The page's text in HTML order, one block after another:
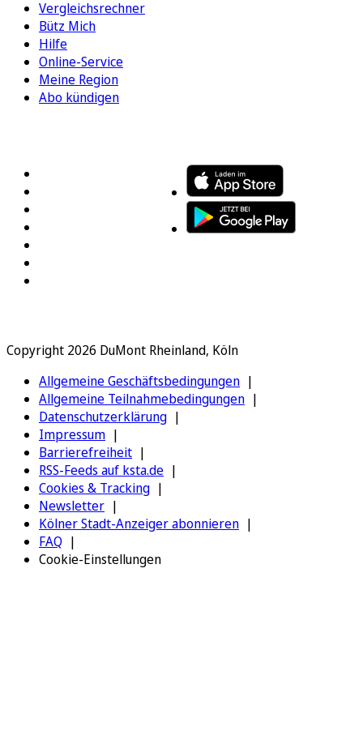
Vergleichsrechner
Bütz Mich
Hilfe
Online-Service
Meine Region
Abo kündigen
Copyright 2026 DuMont Rheinland, Köln
Allgemeine Geschäftsbedingungen
Allgemeine Teilnahmebedingungen
Datenschutzerklärung
Impressum
Barrierefreiheit
RSS-Feeds auf ksta.de
Cookies & Tracking
Newsletter
Kölner Stadt-Anzeiger abonnieren
FAQ
Cookie-Einstellungen